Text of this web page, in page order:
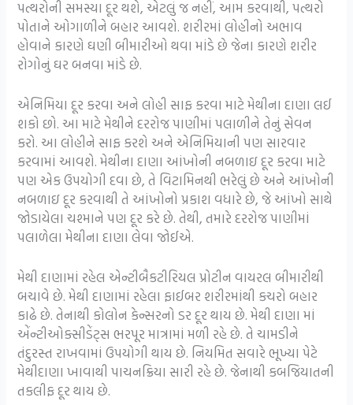
પત્થરોની સમસ્યા દૂર થશે, એટલું જ નહીં, આમ કરવાથી, પત્થરો
પોતાને ઓગાળીને બહાર આવશે. શરીરમાં લોહીનો અભાવ
હોવાને કારણે ઘણી બીમારીઓ થવા માંડે છે જેના કારણે શરીર
રોગોનું ઘર બનવા માંડે છે.
એનિમિયા દૂર કરવા અને લોહી સાફ કરવા માટે મેથીના દાણા લઈ
શકો છો. આ માટે મેથીને દરરોજ પાણીમાં પલાળીને તેનું સેવન
કરો. આ લોહીને સાફ કરશે અને એનિમિયાની પણ સારવાર
કરવામાં આવશે. મેથીના દાણા આંખોની નબળાઇ દૂર કરવા માટે
પણ એક ઉપયોગી દવા છે, તે વિટામિનથી ભરેલું છે અને આંખોની
નબળાઇ દૂર કરવાથી તે આંખોનો પ્રકાશ વધારે છે, જે આંખો સાથે
જોડાયેલા ચશ્માને પણ દૂર કરે છે. તેથી, તમારે દરરોજ પાણીમાં
પલાળેલા મેથીના દાણા લેવા જોઈએ.
મેથી દાણામાં રહેલ એન્ટીબૈકટીરિયલ પ્રોટીન વાયરલ બીમારીથી
બચાવે છે. મેથી દાણામાં રહેલા ફાઈબર શરીરમાંથી કચરો બહાર
કાઢે છે. તેનાથી કોલોન કેન્સરનો ડર દૂર થાય છે. મેથી દાણા માં
એંન્ટીઓક્સીડેંટ્સ ભરપૂર માત્રામાં મળી રહે છે. તે ચામડીને
તંદુરસ્ત રાખવામાં ઉપયોગી થાય છે. નિયમિત સવારે ભૂખ્યા પેટે
મેથીદાણા ખાવાથી પાચનક્રિયા સારી રહે છે. જેનાથી કબજિયાતની
તકલીફ દૂર થાય છે.